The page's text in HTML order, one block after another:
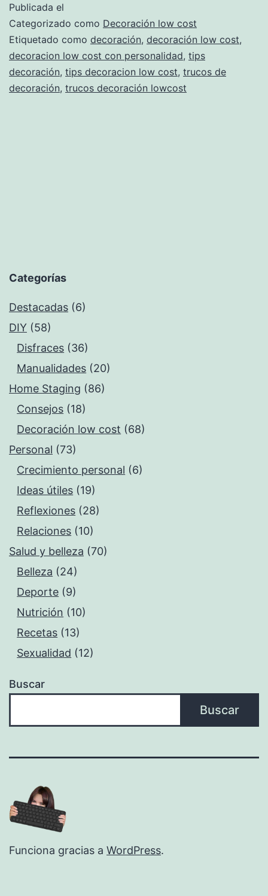
con
estilo:
descubre
trucos
Publicada el
Categorizado como Decoración low cost
Etiquetado como decoración, decoración low cost,
decoracion low cost con personalidad, tips
decoración, tips decoracion low cost, trucos de
decoración, trucos decoración lowcost
Categorías
Destacadas (6)
DIY (58)
Disfraces (36)
Manualidades (20)
Home Staging (86)
Consejos (18)
Decoración low cost (68)
Personal (73)
Crecimiento personal (6)
Ideas útiles (19)
Reflexiones (28)
Relaciones (10)
Salud y belleza (70)
Belleza (24)
Deporte (9)
Nutrición (10)
Recetas (13)
Sexualidad (12)
Buscar
Buscar
Funciona gracias a WordPress.